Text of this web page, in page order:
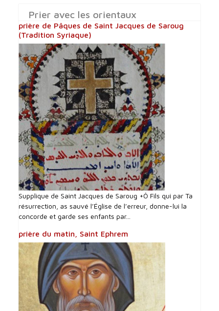
Prier avec les orientaux
prière de Pâques de Saint Jacques de Saroug
(Tradition Syriaque)
Supplique de Saint Jacques de Saroug +Ô Fils qui par Ta
résurrection, as sauvé l’Église de l’erreur, donne-lui la
concorde et garde ses enfants par...
prière du matin, Saint Ephrem